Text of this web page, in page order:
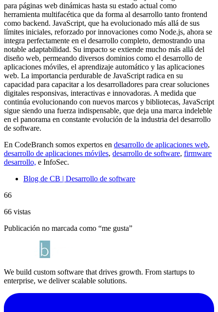
para páginas web dinámicas hasta su estado actual como
herramienta multifacética que da forma al desarrollo tanto frontend
como backend. JavaScript, que ha evolucionado más allá de sus
límites iniciales, reforzado por innovaciones como Node.js, ahora se
integra perfectamente en el desarrollo completo, demostrando una
notable adaptabilidad. Su impacto se extiende mucho más allá del
diseño web, permeando diversos dominios como el desarrollo de
aplicaciones móviles, el aprendizaje automático y las aplicaciones
web. La importancia perdurable de JavaScript radica en su
capacidad para capacitar a los desarrolladores para crear soluciones
digitales responsivas, interactivas e innovadoras. A medida que
continúa evolucionando con nuevos marcos y bibliotecas, JavaScript
sigue siendo una fuerza indispensable, que deja una marca indeleble
en el panorama en constante evolución de la industria del desarrollo
de software.
En CodeBranch somos expertos en desarrollo de aplicaciones web,
desarrollo de aplicaciones móviles, desarrollo de software, firmware
desarrollo, e InfoSec.
Blog de CB | Desarrollo de software
66
66 vistas
Publicación no marcada como “me gusta”
We build custom software that drives growth. From startups to
enterprise, we deliver scalable solutions.